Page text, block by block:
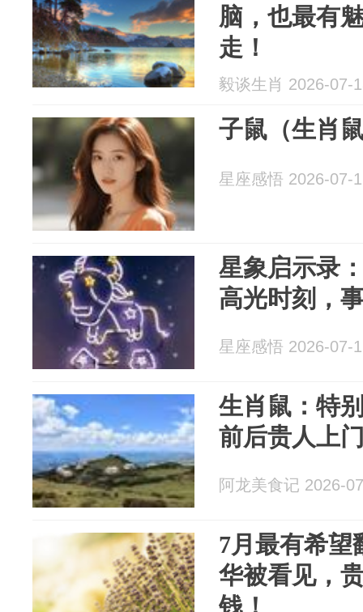
脑，也最有
走！
毅谈生肖 2026-07-
子鼠（生肖
星座感悟 2026-07-
星象启示录
高光时刻，
星座感悟 2026-07-
生肖鼠：特
前后贵人上
阿龙美食记 2026-
7月最有希望
华被看见，
钱！